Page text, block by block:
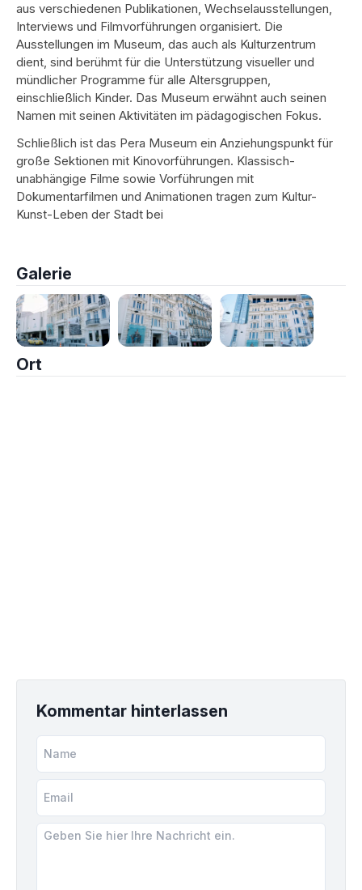
aus verschiedenen Publikationen, Wechselausstellungen,
Interviews und Filmvorführungen organisiert. Die
Ausstellungen im Museum, das auch als Kulturzentrum
dient, sind berühmt für die Unterstützung visueller und
mündlicher Programme für alle Altersgruppen,
einschließlich Kinder. Das Museum erwähnt auch seinen
Namen mit seinen Aktivitäten im pädagogischen Fokus.
Schließlich ist das Pera Museum ein Anziehungspunkt für
große Sektionen mit Kinovorführungen. Klassisch-
unabhängige Filme sowie Vorführungen mit
Dokumentarfilmen und Animationen tragen zum Kultur-
Kunst-Leben der Stadt bei
Galerie
Ort
Kommentar hinterlassen